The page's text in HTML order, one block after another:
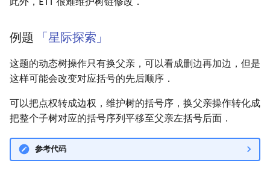
例题 「星际探索」
这题的动态树操作只有换父亲，可以看成删边再加边，但是
这样可能会改变对应括号的先后顺序．
可以把点权转成边权，维护树的括号序，换父亲操作转化成
把整个子树对应的括号序列平移至父亲左括号后面．
参考代码